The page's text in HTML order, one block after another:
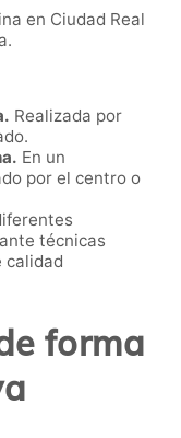
en Ciudad Real
Realizada por
En un
por el centro o
técnicas
calidad
forma